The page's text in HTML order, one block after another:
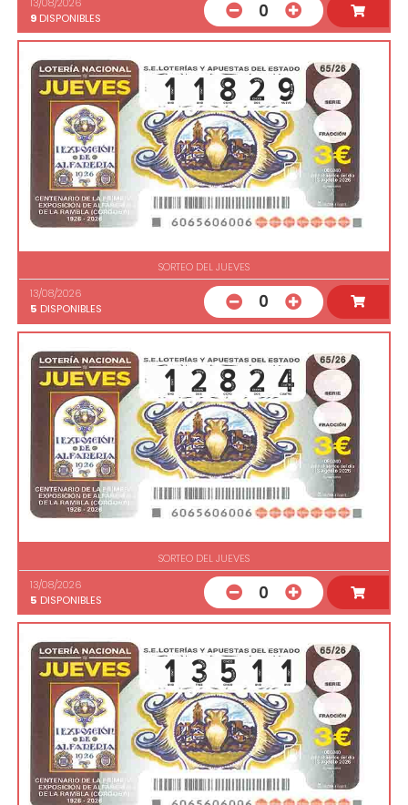
9 DISPONIBLES 0
SORTEO DEL JUEVES
13/08/2026
5 DISPONIBLES 0
SORTEO DEL JUEVES
13/08/2026
5 DISPONIBLES 0